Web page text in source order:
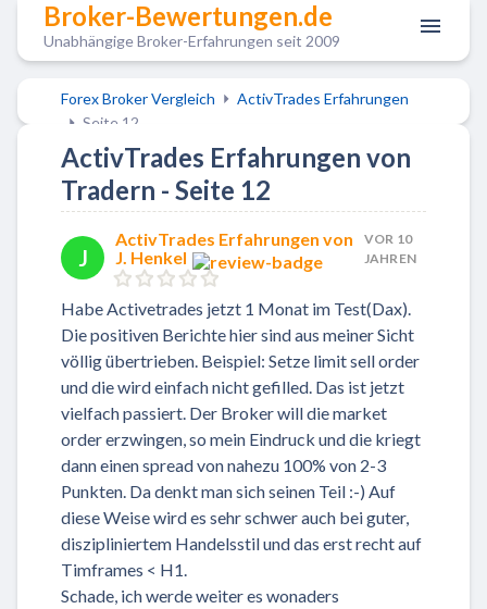
Broker-Bewertungen.de
Unabhängige Broker-Erfahrungen seit 2009
Forex Broker Vergleich
ActivTrades Erfahrungen
Seite 12
ActivTrades Erfahrungen von
Tradern - Seite 12
J
ActivTrades Erfahrungen von
J. Henkel
VOR 10
JAHREN
Habe Activetrades jetzt 1 Monat im Test(Dax).
Die positiven Berichte hier sind aus meiner Sicht
völlig übertrieben. Beispiel: Setze limit sell order
und die wird einfach nicht gefilled. Das ist jetzt
vielfach passiert. Der Broker will die market
order erzwingen, so mein Eindruck und die kriegt
dann einen spread von nahezu 100% von 2-3
Punkten. Da denkt man sich seinen Teil :-) Auf
diese Weise wird es sehr schwer auch bei guter,
diszipliniertem Handelsstil und das erst recht auf
Timframes < H1.
Schade, ich werde weiter es wonaders